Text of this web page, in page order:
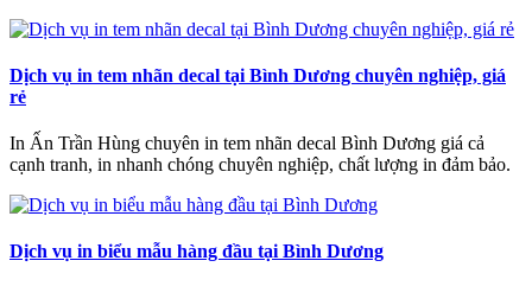
Dịch vụ in tem nhãn decal tại Bình Dương chuyên nghiệp, giá
rẻ
In Ấn Trần Hùng chuyên in tem nhãn decal Bình Dương giá cả
cạnh tranh, in nhanh chóng chuyên nghiệp, chất lượng in đảm bảo.
Dịch vụ in biểu mẫu hàng đầu tại Bình Dương